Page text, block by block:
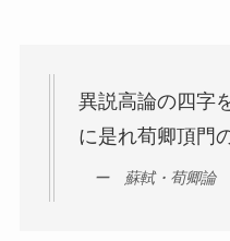
異説高論の四字
に是れ荀卿頂門
ー 蘇軾・荀